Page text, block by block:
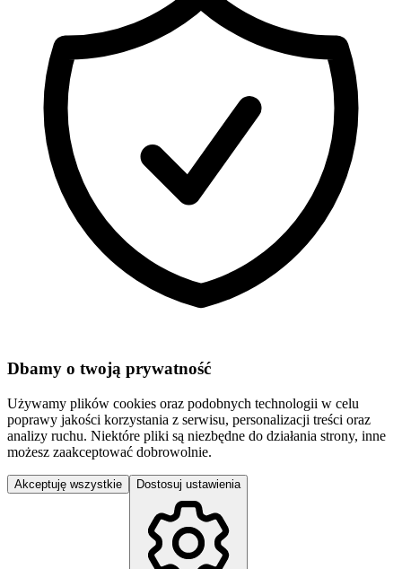
Dbamy o twoją prywatność
Używamy plików cookies oraz podobnych technologii w celu
poprawy jakości korzystania z serwisu, personalizacji treści oraz
analizy ruchu. Niektóre pliki są niezbędne do działania strony, inne
możesz zaakceptować dobrowolnie.
Akceptuję wszystkie Dostosuj ustawienia